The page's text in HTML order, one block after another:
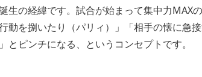
生の経緯です。試合が始まって集中力MAX
動を捌いたり（パリィ）」「相手の懐に急
ピンチになる、というコンセプトです。